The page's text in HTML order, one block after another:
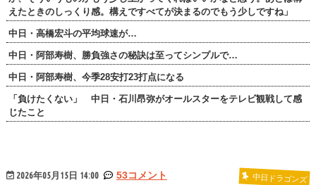
えたときのしっくり感。構えですべてが決まるのでもう少しですね」
中日・高橋宏斗の平均球速が…
中日・阿部寿樹、勝負強さの秘訣は至ってシンプルで…
中日・阿部寿樹、今季28安打23打点になる
「負けたくない」 中日・石川昂弥がオールスターをテレビ観戦して感
じたこと
2026年05月15日 14:00 53コメント 中日ドラゴンズ